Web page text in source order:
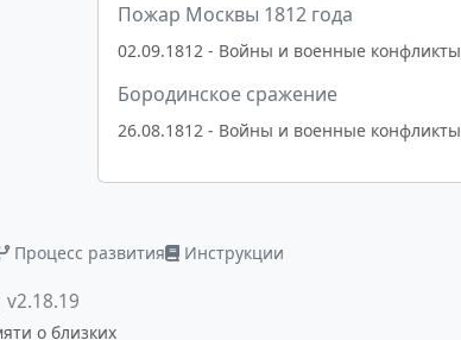
Пожар Москвы 1812 года
02.09.1812 - Войны и военные конфликты
Бородинское сражение
26.08.1812 - Войны и военные конфликты
Процесс развития Инструкции
о близких